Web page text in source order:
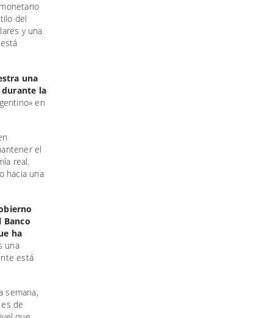
del
y una
una
durante la
en
el
real.
hacia una
Banco
ha
una
está
semana,
de